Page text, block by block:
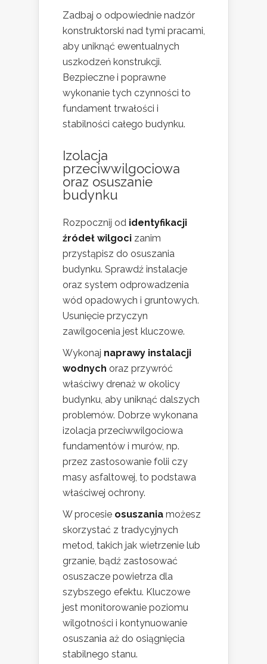
Zadbaj o odpowiednie nadzór
konstruktorski nad tymi pracami,
aby uniknąć ewentualnych
uszkodzeń konstrukcji.
Bezpieczne i poprawne
wykonanie tych czynności to
fundament trwałości i
stabilności całego budynku.
Izolacja
przeciwwilgociowa
oraz osuszanie
budynku
Rozpocznij od identyfikacji
źródeł wilgoci zanim
przystąpisz do osuszania
budynku. Sprawdź instalacje
oraz system odprowadzenia
wód opadowych i gruntowych.
Usunięcie przyczyn
zawilgocenia jest kluczowe.
Wykonaj naprawy instalacji
wodnych oraz przywróć
właściwy drenaż w okolicy
budynku, aby uniknąć dalszych
problemów. Dobrze wykonana
izolacja przeciwwilgociowa
fundamentów i murów, np.
przez zastosowanie folii czy
masy asfaltowej, to podstawa
właściwej ochrony.
W procesie osuszania możesz
skorzystać z tradycyjnych
metod, takich jak wietrzenie lub
grzanie, bądź zastosować
osuszacze powietrza dla
szybszego efektu. Kluczowe
jest monitorowanie poziomu
wilgotności i kontynuowanie
osuszania aż do osiągnięcia
stabilnego stanu.